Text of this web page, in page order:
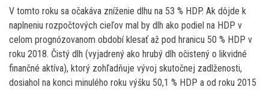
V tomto roku sa očakáva zníženie dlhu na 53 % HDP. Ak dôjde k
naplneniu rozpočtových cieľov mal by dlh ako podiel na HDP v
celom prognózovanom období klesať až pod hranicu 50 % HDP v
roku 2018. Čistý dlh (vyjadrený ako hrubý dlh očistený o likvidné
finančné aktíva), ktorý zohľadňuje vývoj skutočnej zadlženosti,
dosiahol na konci minulého roku výšku 50,1 % HDP a od roku 2015